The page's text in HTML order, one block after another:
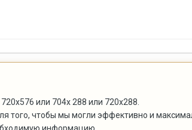
или 704x 288 или 720х288.
того, чтобы мы могли эффективно и